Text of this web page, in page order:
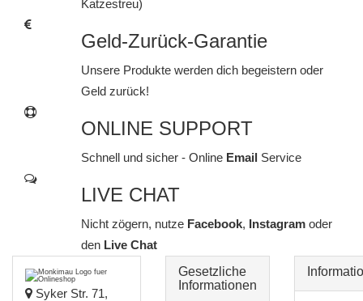
Katzestreu)
Geld-Zurück-Garantie
Unsere Produkte werden dich begeistern oder
Geld zurück!
ONLINE SUPPORT
Schnell und sicher - Online Email Service
LIVE CHAT
Nicht zögern, nutze Facebook, Instagram oder
denLive Chat
Syker Str. 71,
Gesetzliche
Informationen